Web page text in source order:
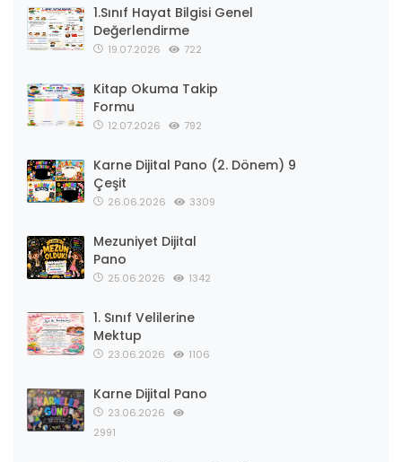
1.Sınıf Hayat Bilgisi Genel
Değerlendirme
19.07.2026 722
Kitap Okuma Takip
Formu
12.07.2026 792
Karne Dijital Pano (2. Dönem) 9
Çeşit
26.06.2026 3309
Mezuniyet Dijital
Pano
25.06.2026 1342
1. Sınıf Velilerine
Mektup
23.06.2026 1106
Karne Dijital Pano
23.06.2026
2991